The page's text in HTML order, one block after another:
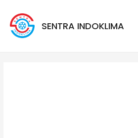
SENTRA INDOKLIMA